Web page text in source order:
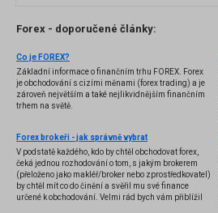
Forex - doporučené články:
Co je FOREX?
Základní informace o finančním trhu FOREX. Forex
je obchodování s cizími měnami (forex trading) a je
zároveň největším a také nejlikvidnějším finančním
trhem na světě.
Forex brokeři - jak správně vybrat
V podstatě každého, kdo by chtěl obchodovat forex,
čeká jednou rozhodování o tom, s jakým brokerem
(přeloženo jako makléř/broker nebo zprostředkovatel)
by chtěl mít co do činění a svěřil mu své finance
určené k obchodování. Velmi rád bych vám přiblížil